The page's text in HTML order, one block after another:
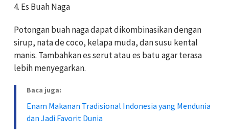
4. Es Buah Naga
Potongan buah naga dapat dikombinasikan dengan
sirup, nata de coco, kelapa muda, dan susu kental
manis. Tambahkan es serut atau es batu agar terasa
lebih menyegarkan.
Baca juga:
Enam Makanan Tradisional Indonesia yang Mendunia
dan Jadi Favorit Dunia